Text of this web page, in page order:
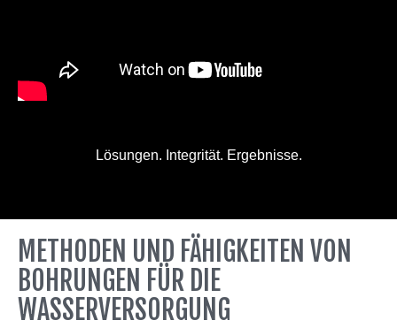
Lösungen. Integrität. Ergebnisse.
METHODEN UND FÄHIGKEITEN VON
BOHRUNGEN FÜR DIE
WASSERVERSORGUNG